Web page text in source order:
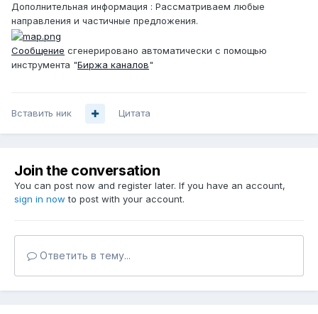
Дополнительная информация : Рассматриваем любые
направления и частичные предложения.
Сообщение сгенерировано автоматически с помощью
инструмента "Биржа каналов"
Вставить ник Цитата
Join the conversation
You can post now and register later. If you have an account,
sign in now to post with your account.
Ответить в тему...